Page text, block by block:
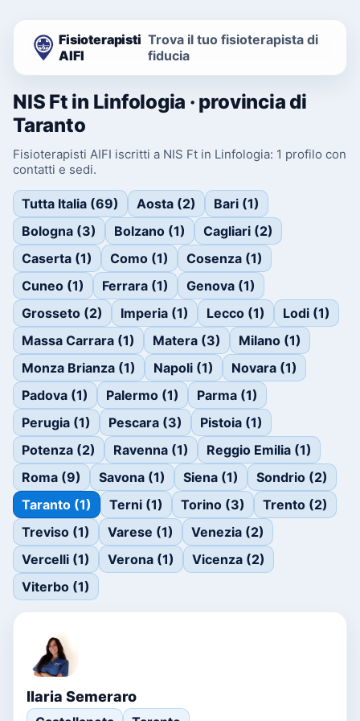
Fisioterapisti
AIFI
Trova il tuo fisioterapista di
fiducia
NIS Ft in Linfologia · provincia di
Taranto
Fisioterapisti AIFI iscritti a NIS Ft in Linfologia: 1 profilo con
contatti e sedi.
Tutta Italia (69) Aosta (2)
Bari (1)
Bologna (3)
Bolzano (1)
Cagliari (2)
Caserta (1)
Como (1)
Cosenza (1)
Cuneo (1)
Ferrara (1)
Genova (1)
Grosseto (2)
Imperia (1) Lecco (1)
Lodi (1)
Massa Carrara (1)
Matera (3)
Milano (1)
Monza Brianza (1)
Napoli (1)
Novara (1)
Padova (1)
Palermo (1)
Parma (1)
Perugia (1)
Pescara (3)
Pistoia (1)
Potenza (2)
Ravenna (1)
Reggio Emilia (1)
Roma (9)
Savona (1) Siena (1)
Sondrio (2)
Taranto (1)
Terni (1) Torino (3)
Trento (2)
Treviso (1)
Varese (1)
Venezia (2)
Vercelli (1)
Verona (1)
Vicenza (2)
Viterbo (1)
Ilaria Semeraro